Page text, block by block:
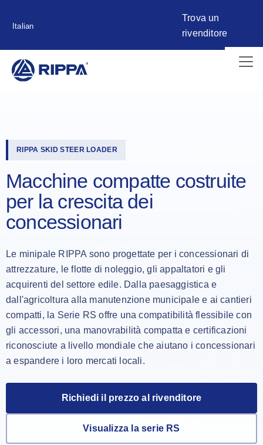
Italian
Trova un
rivenditore
RIPPA SKID STEER LOADER
Macchine compatte costruite
per la crescita dei
concessionari
Le minipale RIPPA sono progettate per i concessionari di
attrezzature, le flotte di noleggio, gli appaltatori e gli
acquirenti del settore edile. Dalla paesaggistica e
dall'agricoltura alla manutenzione municipale e ai cantieri
compatti, la Serie RS offre una compatibilità flessibile con
gli accessori, una manovrabilità compatta e certificazioni
riconosciute a livello mondiale che aiutano i concessionari
a espandere i loro mercati locali.
Richiedi il prezzo al rivenditore
Visualizza la serie RS